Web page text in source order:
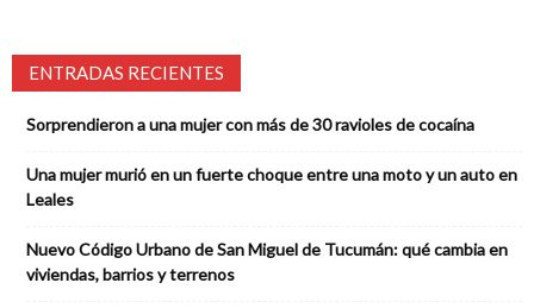
ENTRADAS RECIENTES
Sorprendieron a una mujer con más de 30 ravioles de cocaína
Una mujer murió en un fuerte choque entre una moto y un auto en
Leales
Nuevo Código Urbano de San Miguel de Tucumán: qué cambia en
viviendas, barrios y terrenos